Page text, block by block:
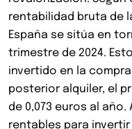
rentabilidad bruta de
España se sitúa en
trimestre de 2024.
invertido en la
posterior alquiler, el
de 0,073 euros al
rentables para invertir